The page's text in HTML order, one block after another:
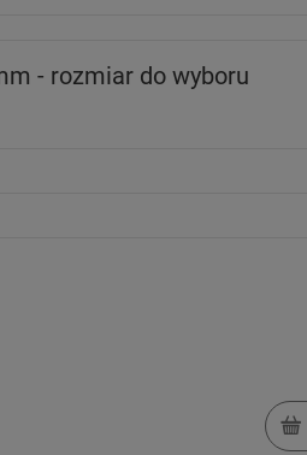
- rozmiar do wyboru